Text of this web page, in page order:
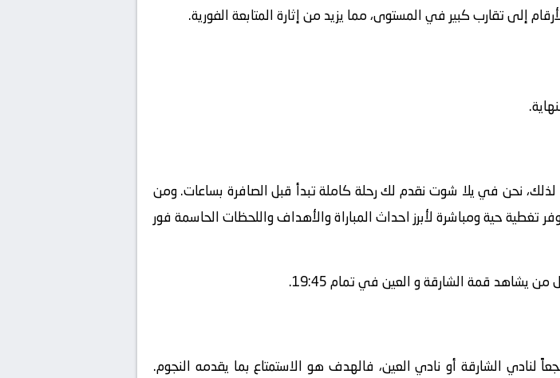
إلى تقارب كبير في المستوى، مما يزيد من إثارة المتابعة الفورية.
نحن في يلا شوت نقدم لك رحلة كاملة تبدأ قبل الصافرة بساعات. ومن
تغطية حية ومباشرة لأبرز احداث المباراة والأهداف واللحظات الحاسمة فور
يشاهد قمة الشارقة و العين في تمام 19:45.
لنادي الشارقة أو نادي العين، فالهدف هو الاستمتاع بما يقدمه النجوم.